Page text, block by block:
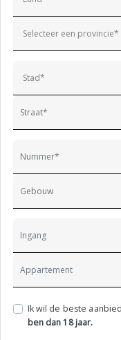
Ik wil de beste
ben dan 18 jaar.